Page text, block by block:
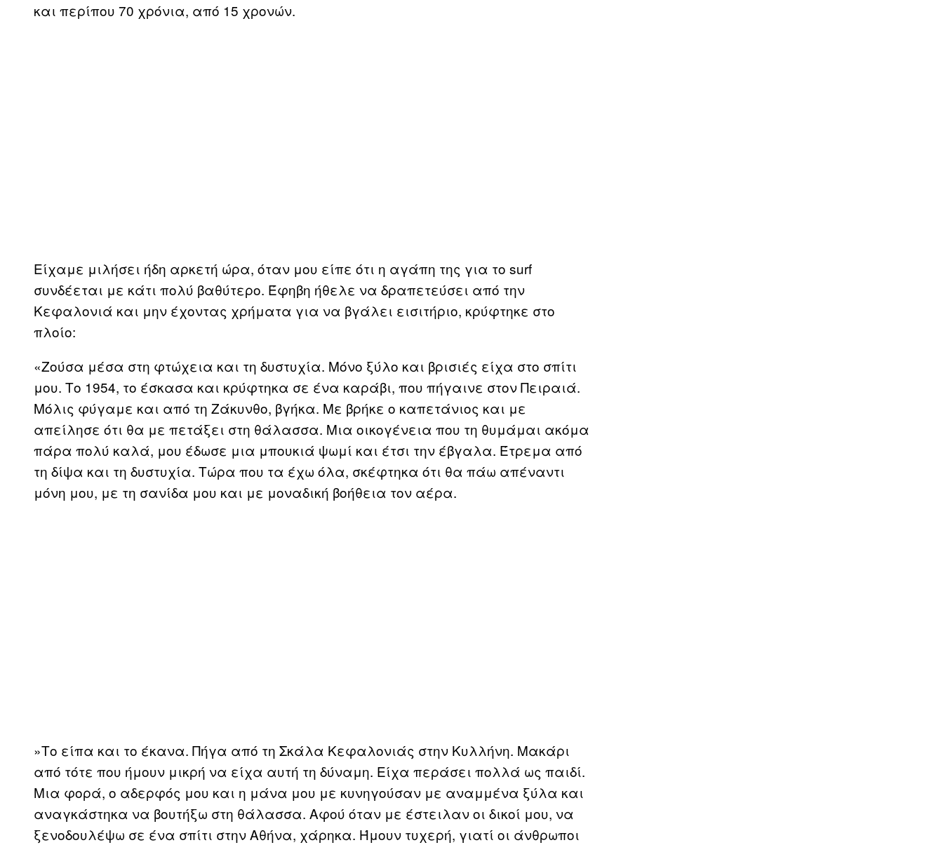
και περίπου 70 χρόνια, από 15 χρονών.
Είχαμε μιλήσει ήδη αρκετή ώρα, όταν μου είπε ότι η αγάπη της για το surf
συνδέεται με κάτι πολύ βαθύτερο. Έφηβη ήθελε να δραπετεύσει από την
Κεφαλονιά και μην έχοντας χρήματα για να βγάλει εισιτήριο, κρύφτηκε στο
πλοίο:
«Ζούσα μέσα στη φτώχεια και τη δυστυχία. Μόνο ξύλο και βρισιές είχα στο σπίτι
μου. Το 1954, το έσκασα και κρύφτηκα σε ένα καράβι, που πήγαινε στον Πειραιά.
Μόλις φύγαμε και από τη Ζάκυνθο, βγήκα. Με βρήκε ο καπετάνιος και με
απείλησε ότι θα με πετάξει στη θάλασσα. Μια οικογένεια που τη θυμάμαι ακόμα
πάρα πολύ καλά, μου έδωσε μια μπουκιά ψωμί και έτσι την έβγαλα. Έτρεμα από
τη δίψα και τη δυστυχία. Τώρα που τα έχω όλα, σκέφτηκα ότι θα πάω απέναντι
μόνη μου, με τη σανίδα μου και με μοναδική βοήθεια τον αέρα.
»Το είπα και το έκανα. Πήγα από τη Σκάλα Κεφαλονιάς στην Κυλλήνη. Μακάρι
από τότε που ήμουν μικρή να είχα αυτή τη δύναμη. Είχα περάσει πολλά ως παιδί.
Μια φορά, ο αδερφός μου και η μάνα μου με κυνηγούσαν με αναμμένα ξύλα και
αναγκάστηκα να βουτήξω στη θάλασσα. Αφού όταν με έστειλαν οι δικοί μου, να
ξενοδουλέψω σε ένα σπίτι στην Αθήνα, χάρηκα. Ήμουν τυχερή, γιατί οι άνθρωποι